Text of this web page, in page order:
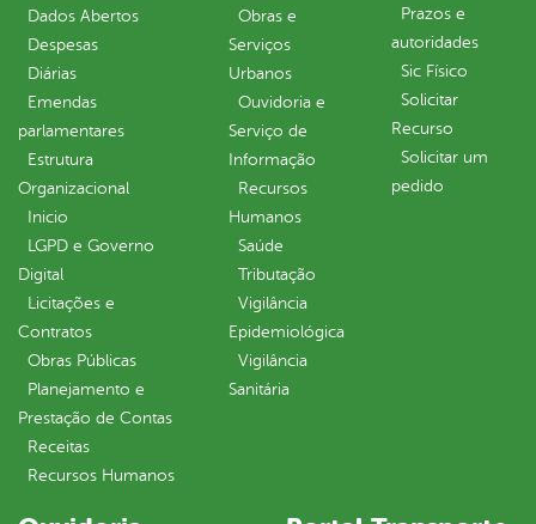
Dados Abertos
Despesas
Diárias
Emendas
parlamentares
Estrutura
Organizacional
Inicio
LGPD e Governo
Digital
Licitações e
Contratos
Obras Públicas
Planejamento e
Prestação de Contas
Receitas
Recursos Humanos
Obras e
Serviços
Urbanos
Ouvidoria e
Serviço de
Informação
Recursos
Humanos
Saúde
Tributação
Vigilância
Epidemiológica
Vigilância
Sanitária
Prazos e
autoridades
Sic Físico
Solicitar
Recurso
Solicitar um
pedido